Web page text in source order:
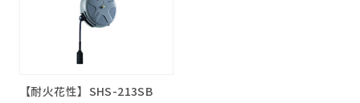
【耐火花性】SHS-213SB